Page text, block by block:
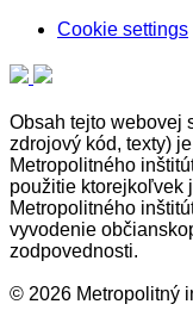
Cookie settings
Obsah tejto webovej
zdrojový kód, texty)
Metropolitného
použitie ktorejkoľvek
Metropolitného
vyvodenie
zodpovednosti.
© 2026 Metropolitný